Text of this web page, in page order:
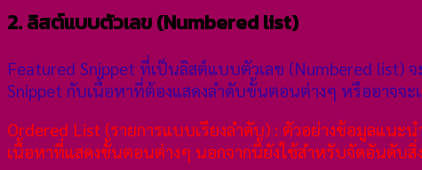
2. ลิสต์แบบตัวเลข (Numbered list)
Featured Snippet ที่เป็นลิสต์แบบตัวเลข (Numbered list)
Snippet กับเนื้อหาที่ต้องแสดงลำดับขั้นตอนต่างๆ หรืออาจจ
Ordered List (รายการแบบเรียงลำดับ) : ตัวอย่างข้อมูลแนะ
เนื้อหาที่แสดงขั้นตอนต่างๆ นอกจากนี้ยังใช้สำหรับจัดอันดับสิ่